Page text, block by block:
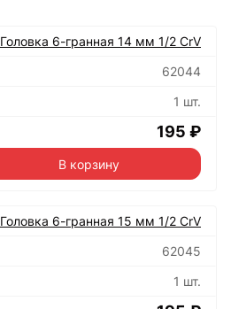
Головка 6-гранная 14 мм 1/2 CrV
62044
1 шт.
195 ₽
В корзину
Головка 6-гранная 15 мм 1/2 CrV
62045
1 шт.